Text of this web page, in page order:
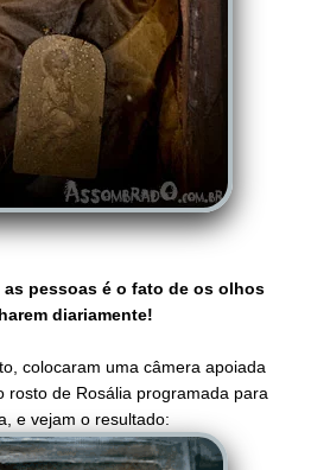
pessoas é o fato de os olhos
diariamente!
colocaram uma câmera apoiada
rosto de Rosália programada para
e vejam o resultado: